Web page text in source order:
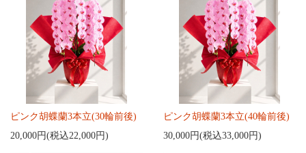
ピンク胡蝶蘭3本立(30輪前後)
20,000円(税込22,000円)
ピンク胡蝶蘭3本立(40輪前後)
30,000円(税込33,000円)